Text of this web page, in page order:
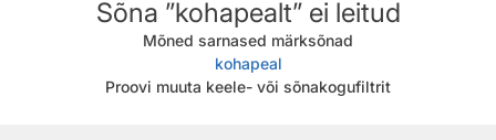
Sõna ”kohapealt” ei leitud
Mõned sarnased märksõnad
kohapeal
Proovi muuta keele- või sõnakogufiltrit